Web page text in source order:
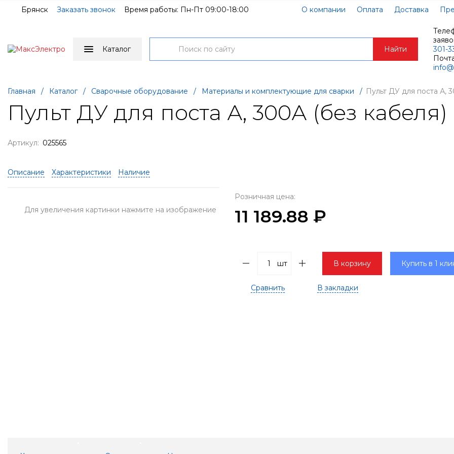
Брянск Заказать звонок Время работы: Пн-Пт 09:00-18:00 О компании Оплата Доставка
Каталог Найти
301-
Главная / Каталог / Сварочные оборудование / Материалы и комплектующие для сварки / Пульт ДУ для поста А,
Пульт ДУ для поста А, 300А (без кабеля)
Артикул: 025565
Описание Характеристики Наличие
Для увеличения картинки нажмите на изображение
Розничная цена:
11 189.88 ₽
шт В корзину Купить в 1
Сравнить В закладки